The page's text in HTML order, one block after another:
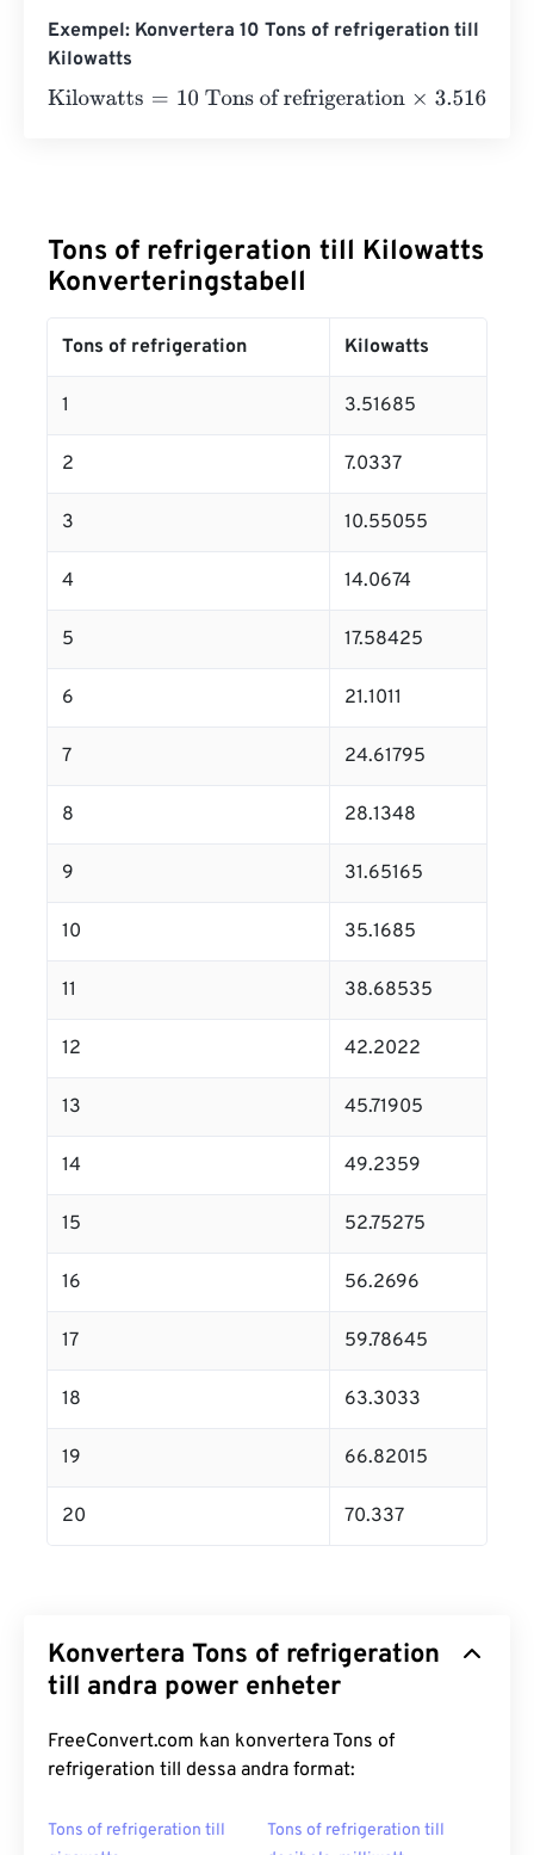
Exempel: Konvertera 10 Tons of refrigeration till
Kilowatts
Kilowatts=10 Tons of refrigeration×3.51685= 35.1685
Tons of refrigeration till Kilowatts
Konverteringstabell
Tons of refrigeration Kilowatts
1 3.51685
2 7.0337
3 10.55055
4 14.0674
5 17.58425
6 21.1011
7 24.61795
8 28.1348
9 31.65165
10 35.1685
11 38.68535
12 42.2022
13 45.71905
14 49.2359
15 52.75275
16 56.2696
17 59.78645
18 63.3033
19 66.82015
20 70.337
Konvertera Tons of refrigeration
till andra power enheter
FreeConvert.com kan konvertera Tons of
refrigeration till dessa andra format:
Tons of refrigeration till
Tons of refrigeration till